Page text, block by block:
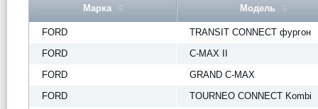
Марка Модель
FORD
TRANSIT CONNECT фургон
FORD
C-MAX II
FORD
GRAND C-MAX
FORD
TOURNEO CONNECT Kombi